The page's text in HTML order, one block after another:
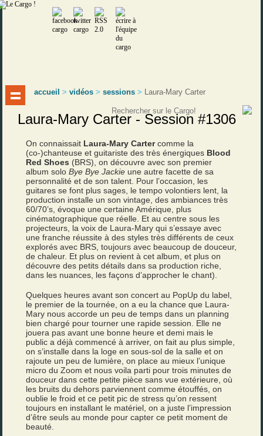
accueil >vidéos >sessions > Laura-Mary Carter
Laura-Mary Carter - Session #1306
On connaissait Laura-Mary Cartercomme la
(co-)chanteuse et guitariste des très énergiques Blood
Red Shoes (BRS), on découvre avec son premier
album soloBye Bye Jackie une autre facette de sa
personnalité et de son talent. Pour l’occasion, les
guitares se font plus sages, le tempo volontiers lent, la
production installe un son vintage, des ambiances très
60/70’s, évoque une certaine Amérique, plus
cinématographique que réelle. Et au centre sous les
projecteurs, la voix de Laura-Mary qui s’essaye avec
une franche réussite à des styles très différents de ceux
explorés avec BRS, toujours avec beaucoup de douceur,
de chaleur. Et plus on revient à cet album, et plus on
découvre des petits détails dans sa production riche,
dans les nuances, les façons d’approcher le chant).
Quelques heures avant son concert au PopUp du label,
le premier de la tournée, on a eu la chance que Laura-
Mary nous accorde un peu de temps dans un planning
bien chargé pour tourner une rapide session. Elle ne
jouera pas avant une bonne heure et demi mais le
public a déjà commencé à arriver, on fait au plus simple,
on s’installe dans la loge en sous-sol de la salle et on
rajoute un peu de lumière, on place au mieux l’unique
micro du Zoom et nous voila parti pour trois minutes de
douceur dans cette petite pièce sans vue extérieure, où
les bruits du dehors parviennent comme étouffés, on
oublie le froid et ce petit pic de stress qu’on ressent
toujours en installant le matériel, on a juste l’impression
d’être seuls au monde pour capter ce petit moment de
beauté.